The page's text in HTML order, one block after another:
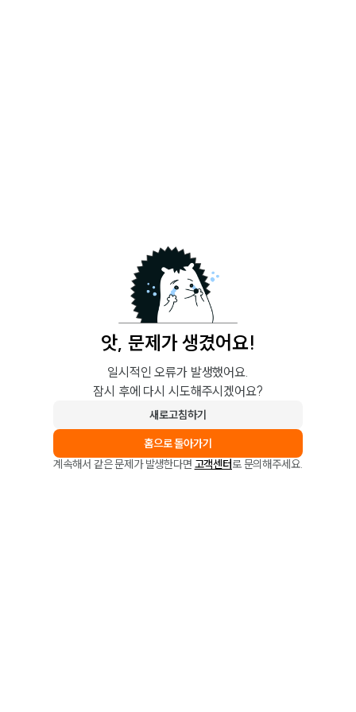
앗, 문제가 생겼어요!
일시적인 오류가 발생했어요.
잠시 후에 다시 시도해주시겠어요?
새로고침하기
홈으로 돌아가기
계속해서 같은 문제가 발생한다면 고객센터로 문의해주세요.